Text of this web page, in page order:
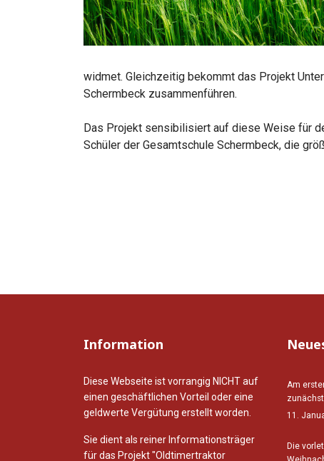
widmet. Gleichzeitig bekommt das Projekt
Schermbeck zusammenführen.
Das Projekt sensibilisiert auf diese Weise für
Schüler der Gesamtschule Schermbeck, die
Information
Diese Webseite ist vorrangig NICHT auf
einen geschäftlichen Vorteil oder eine
geldwerte Vergütung erstellt worden.
Sie dient als reiner Informationsträger
für das Projekt "Oldtimertraktor
Am
11.
Die